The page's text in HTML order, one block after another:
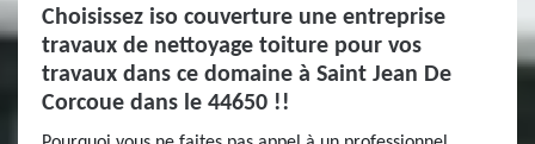
Choisissez iso couverture une entreprise
travaux de nettoyage toiture pour vos
travaux dans ce domaine à Saint Jean De
Corcoue dans le 44650 !!